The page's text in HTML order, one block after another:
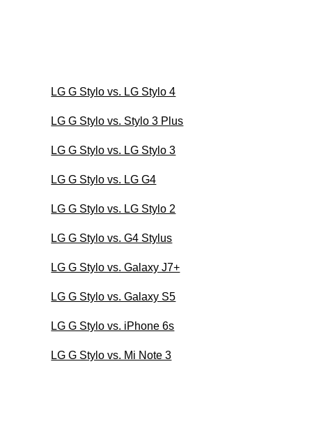
LG G Stylo vs. LG Stylo 4
LG G Stylo vs. Stylo 3 Plus
LG G Stylo vs. LG Stylo 3
LG G Stylo vs. LG G4
LG G Stylo vs. LG Stylo 2
LG G Stylo vs. G4 Stylus
LG G Stylo vs. Galaxy J7+
LG G Stylo vs. Galaxy S5
LG G Stylo vs. iPhone 6s
LG G Stylo vs. Mi Note 3